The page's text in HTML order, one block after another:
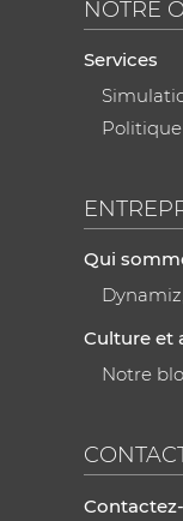
NOTRE
Services
Qui
Culture et
Notre